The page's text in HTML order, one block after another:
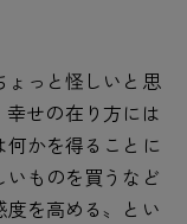
ょっと怪しいと思
せの在り方には
かを得ることに
ものを買うなど
を高める〟とい